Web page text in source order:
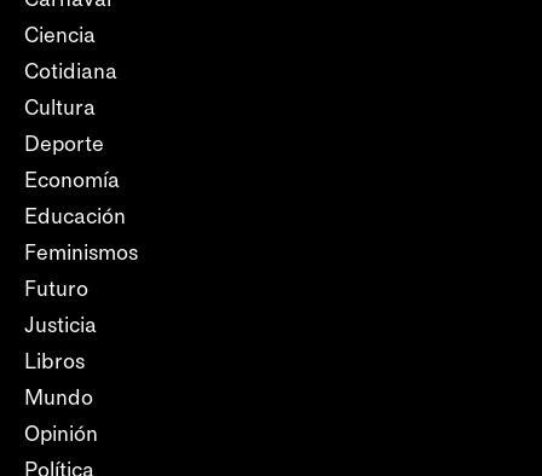
Ciencia
Cotidiana
Cultura
Deporte
Economía
Educación
Feminismos
Futuro
Justicia
Libros
Mundo
Opinión
Política